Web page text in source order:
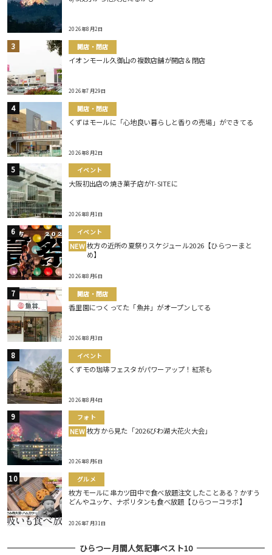
2026年8月2日
開店・閉店
イオンモール久御山の複数店舗が開店＆閉店
2026年7月29日
開店・閉店
くずはモールに「心地良い暮らしと香りの売場」ができてる
2026年8月2日
イベント
大阪初出店の焼き菓子店がT-SITEに
2026年8月1日
イベント
NEW 枚方の近所の夏祭りスケジュール2026【ひらつーまと
め】
2026年8月6日
開店・閉店
香里園につくってた「魚丼」がオープンしてる
2026年8月3日
イベント
くずモの珈琲フェスタがパワーアップ！紅茶も
2026年8月4日
フォト
NEW 枚方から見た「2026びわ湖大花火大会」
2026年8月6日
グルメ
枚方モールに串カツ田中で食べ放題注文したことある？かすう
どんやユッケ、ナポリタンも食べ放題【ひらつーコラボ】
2026年7月31日
ひらつー月間人気記事ベスト10